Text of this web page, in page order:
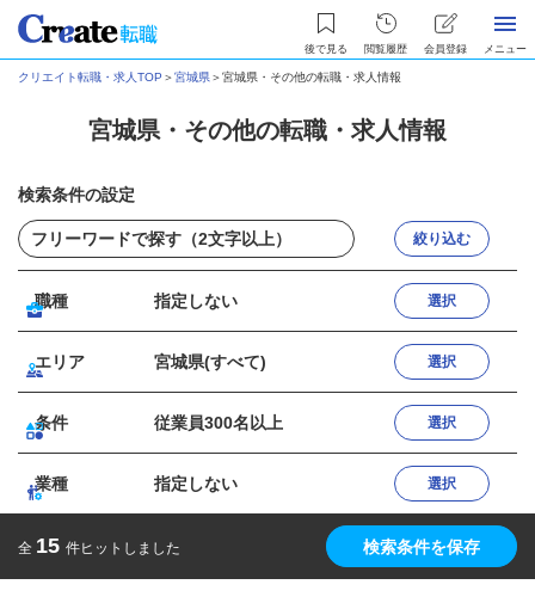
後で見る 閲覧履歴 会員登録 メニュー
クリエイト転職・求人TOP ＞宮城県＞宮城県・その他の転職・求人情報
宮城県・その他の転職・求人情報
検索条件の設定
絞り込む
職種 指定しない 選択
エリア 宮城県(すべて) 選択
条件 従業員300名以上 選択
業種 指定しない 選択
全 15 件ヒットしました 検索条件を保存